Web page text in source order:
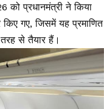
को प्रधानमंत्री ने किया
गए, जिसमें यह प्रमाणित
से तैयार हैं।